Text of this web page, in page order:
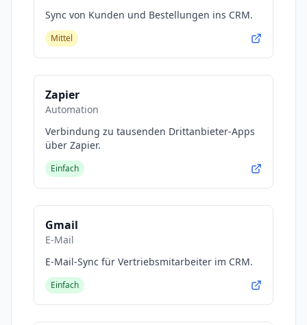
Sync von Kunden und Bestellungen ins CRM.
Mittel
Zapier
Automation
Verbindung zu tausenden Drittanbieter-Apps
über Zapier.
Einfach
Gmail
E-Mail
E-Mail-Sync für Vertriebsmitarbeiter im CRM.
Einfach